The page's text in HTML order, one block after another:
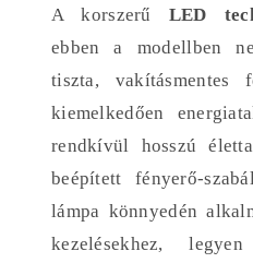
A korszerű LED
ebben a modellben
tiszta, vakításmentes
kiemelkedően
rendkívül hosszú
beépített fényerő-
lámpa könnyedén
kezelésekhez,